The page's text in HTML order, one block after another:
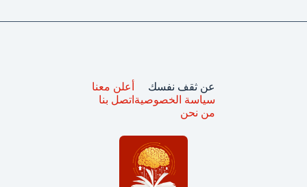
عن ثقف نفسك
سياسة الخصوصية
من نحن
أعلن معنا
اتصل بنا